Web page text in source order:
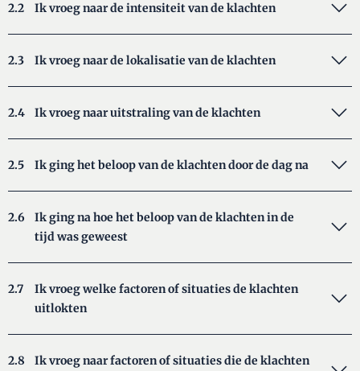
2.2 Ik vroeg naar de intensiteit van de klachten
2.3 Ik vroeg naar de lokalisatie van de klachten
2.4 Ik vroeg naar uitstraling van de klachten
2.5 Ik ging het beloop van de klachten door de dag na
2.6
Ik ging na hoe het beloop van de klachten in de
tijd was geweest
2.7
Ik vroeg welke factoren of situaties de klachten
uitlokten
2.8
Ik vroeg naar factoren of situaties die de klachten